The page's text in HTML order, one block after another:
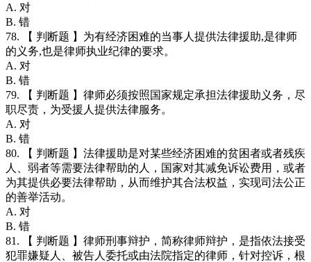
A. 对
B. 错
78. 【 判断题 】为有经济困难的当事人提供法律援助,是律师
的义务,也是律师执业纪律的要求。
A. 对
B. 错
79. 【 判断题 】律师必须按照国家规定承担法律援助义务，尽
职尽责，为受援人提供法律服务。
A. 对
B. 错
80. 【 判断题 】法律援助是对某些经济困难的贫困者或者残疾
人、弱者等需要法律帮助的人，国家对其减免诉讼费用，或者
为其提供必要法律帮助，从而维护其合法权益，实现司法公正
的善举活动。
A. 对
B. 错
81. 【 判断题 】律师刑事辩护，简称律师辩护，是指依法接受
犯罪嫌疑人、被告人委托或由法院指定的律师，针对控诉，根